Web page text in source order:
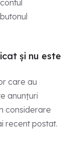
și nu este
care au
anunțuri
considerare
recent postat.